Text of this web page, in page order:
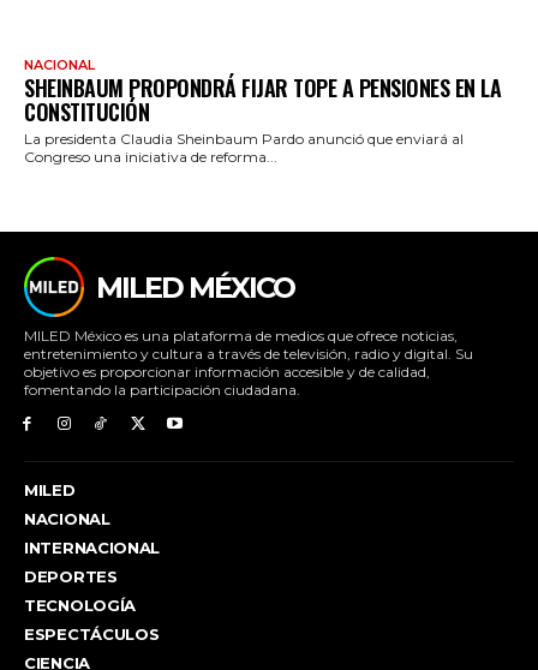
NACIONAL
SHEINBAUM PROPONDRÁ FIJAR TOPE A PENSIONES EN LA
CONSTITUCIÓN
La presidenta Claudia Sheinbaum Pardo anunció que enviará al
Congreso una iniciativa de reforma...
MILED MÉXICO
MILED México es una plataforma de medios que ofrece noticias,
entretenimiento y cultura a través de televisión, radio y digital. Su
objetivo es proporcionar información accesible y de calidad,
fomentando la participación ciudadana.
MILED
NACIONAL
INTERNACIONAL
DEPORTES
TECNOLOGÍA
ESPECTÁCULOS
CIENCIA